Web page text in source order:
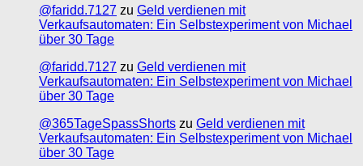
@faridd.7127 zu Geld verdienen mit
Verkaufsautomaten: Ein Selbstexperiment von Michael
über 30 Tage
@faridd.7127 zu Geld verdienen mit
Verkaufsautomaten: Ein Selbstexperiment von Michael
über 30 Tage
@365TageSpassShorts zu Geld verdienen mit
Verkaufsautomaten: Ein Selbstexperiment von Michael
über 30 Tage